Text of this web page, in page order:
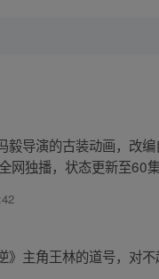
毅导演的古装动画，改
网独播，状态更新至60
主角王林的道号，对